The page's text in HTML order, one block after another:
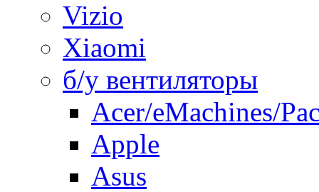
Vizio
Xiaomi
б/у вентиляторы
Acer/eMachines/
Apple
Asus